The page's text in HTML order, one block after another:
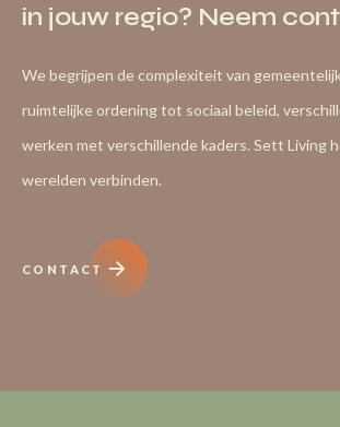
in jouw regio? Neem
We begrijpen de complexiteit van
ruimtelijke ordening tot sociaal beleid,
werken met verschillende kaders. Sett Living
werelden verbinden.
CONTACT